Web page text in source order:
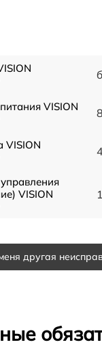
VISION
VISION
VISION
другая